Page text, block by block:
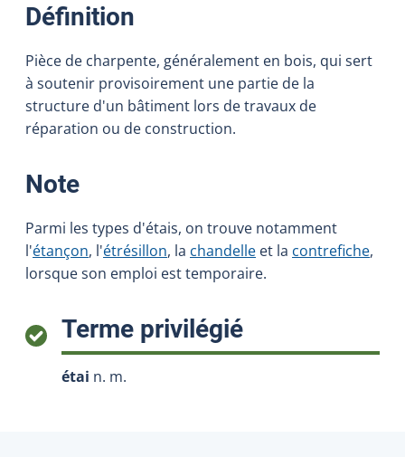
Définition
Pièce de charpente, généralement en bois, qui sert
à soutenir provisoirement une partie de la
structure d'un bâtiment lors de travaux de
réparation ou de construction.
Note:
Parmi les types d'étais, on trouve notamment
l'étançon, l'étrésillon, la chandelle et la contrefiche,
lorsque son emploi est temporaire.
Terme privilégié:
étai n. m.